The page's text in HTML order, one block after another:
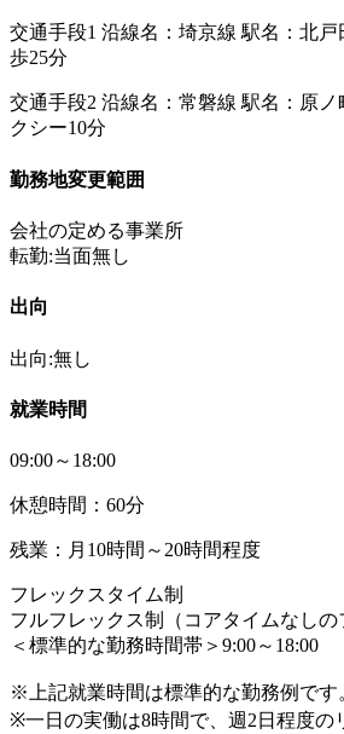
交通手段1 沿線名：埼京線 駅名：北
歩25分
交通手段2 沿線名：常磐線 駅名：原
クシー10分
勤務地変更範囲
会社の定める事業所
転勤:当面無し
出向
出向:無し
就業時間
09:00～18:00
休憩時間：60分
残業：月10時間～20時間程度
フレックスタイム制
フルフレックス制（コアタイムなしの
＜標準的な勤務時間帯＞9:00～18:00
※上記就業時間は標準的な勤務例です
※一日の実働は8時間で、週2日程度の